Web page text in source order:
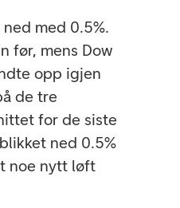
med 0.5%.
før, mens Dow
opp igjen
de tre
for de siste
ned 0.5%
noe nytt løft